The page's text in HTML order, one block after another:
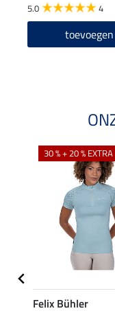
5.0 4
toevoegen
30 % + 20 % EXTRA
Felix Bühler